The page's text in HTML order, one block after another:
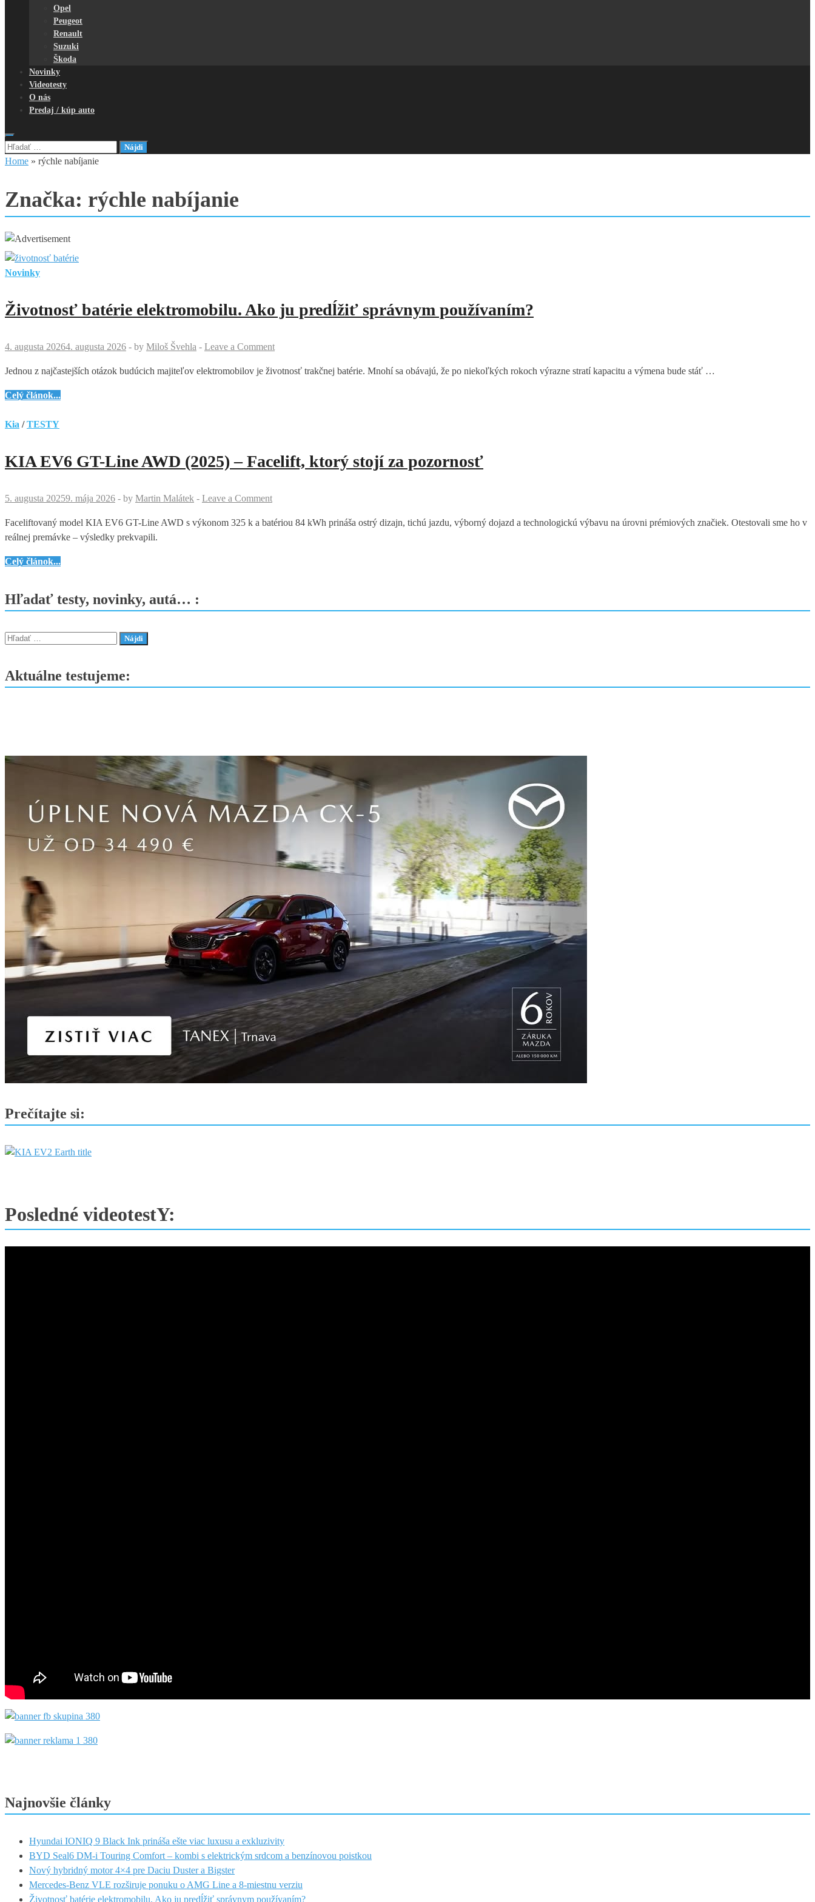
Opel
Peugeot
Renault
Suzuki
Škoda
Novinky
Videotesty
O nás
Predaj / kúp auto
Hľadať:
Home » rýchle nabíjanie
Značka: rýchle nabíjanie
Novinky
Životnosť batérie elektromobilu. Ako ju predĺžiť správnym používaním?
4. augusta 20264. augusta 2026 - by Miloš Švehla - Leave a Comment
Jednou z najčastejších otázok budúcich majiteľov elektromobilov je životnosť trakčnej batérie. Mnohí sa obávajú, že po niekoľkých rokoch výrazne stratí kapacitu a výmena bude stáť …
Životnosť
elektromobilu.
predĺžiť
používaním?
Celý článok...
Kia /TESTY
KIA EV6 GT-Line AWD (2025) – Facelift, ktorý stojí za pozornosť
5. augusta 20259. mája 2026 - by Martin Malátek - Leave a Comment
Faceliftovaný model KIA EV6 GT-Line AWD s výkonom 325 k a batériou 84 kWh prináša ostrý dizajn, tichú jazdu, výborný dojazd a technologickú výbavu na úrovni prémiových značiek. Otestovali sme ho v
reálnej premávke – výsledky prekvapili.
KIA
Line
(2025)
–
ktorý
Celý článok...
Hľadať testy, novinky, autá… :
Hľadať:
Aktuálne testujeme:
Prečítajte si:
Posledné videotestY:
Najnovšie články
Hyundai IONIQ 9 Black Ink prináša ešte viac luxusu a exkluzivity
BYD Seal6 DM-i Touring Comfort – kombi s elektrickým srdcom a benzínovou poistkou
Nový hybridný motor 4×4 pre Daciu Duster a Bigster
Mercedes-Benz VLE rozširuje ponuku o AMG Line a 8-miestnu verziu
Životnosť batérie elektromobilu. Ako ju predĺžiť správnym používaním?